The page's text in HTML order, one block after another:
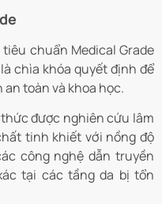
chuẩn Medical Grade
chìa khóa quyết định để
toàn và khoa học.
được nghiên cứu lâm
tinh khiết với nồng độ
công nghệ dẫn truyền
tại các tầng da bị tổn